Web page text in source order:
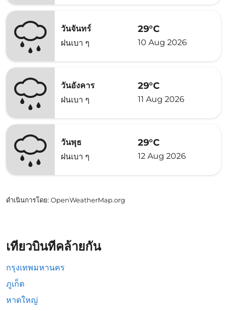
วันจันทร์
ฝนเบา ๆ
29°C
10 Aug 2026
วันอังคาร
ฝนเบา ๆ
29°C
11 Aug 2026
วันพุธ
ฝนเบา ๆ
29°C
12 Aug 2026
ดำเนินการโดย: OpenWeatherMap.org
เที่ยวบินที่คล้ายกัน
กรุงเทพมหานคร
ภูเก็ต
หาดใหญ่